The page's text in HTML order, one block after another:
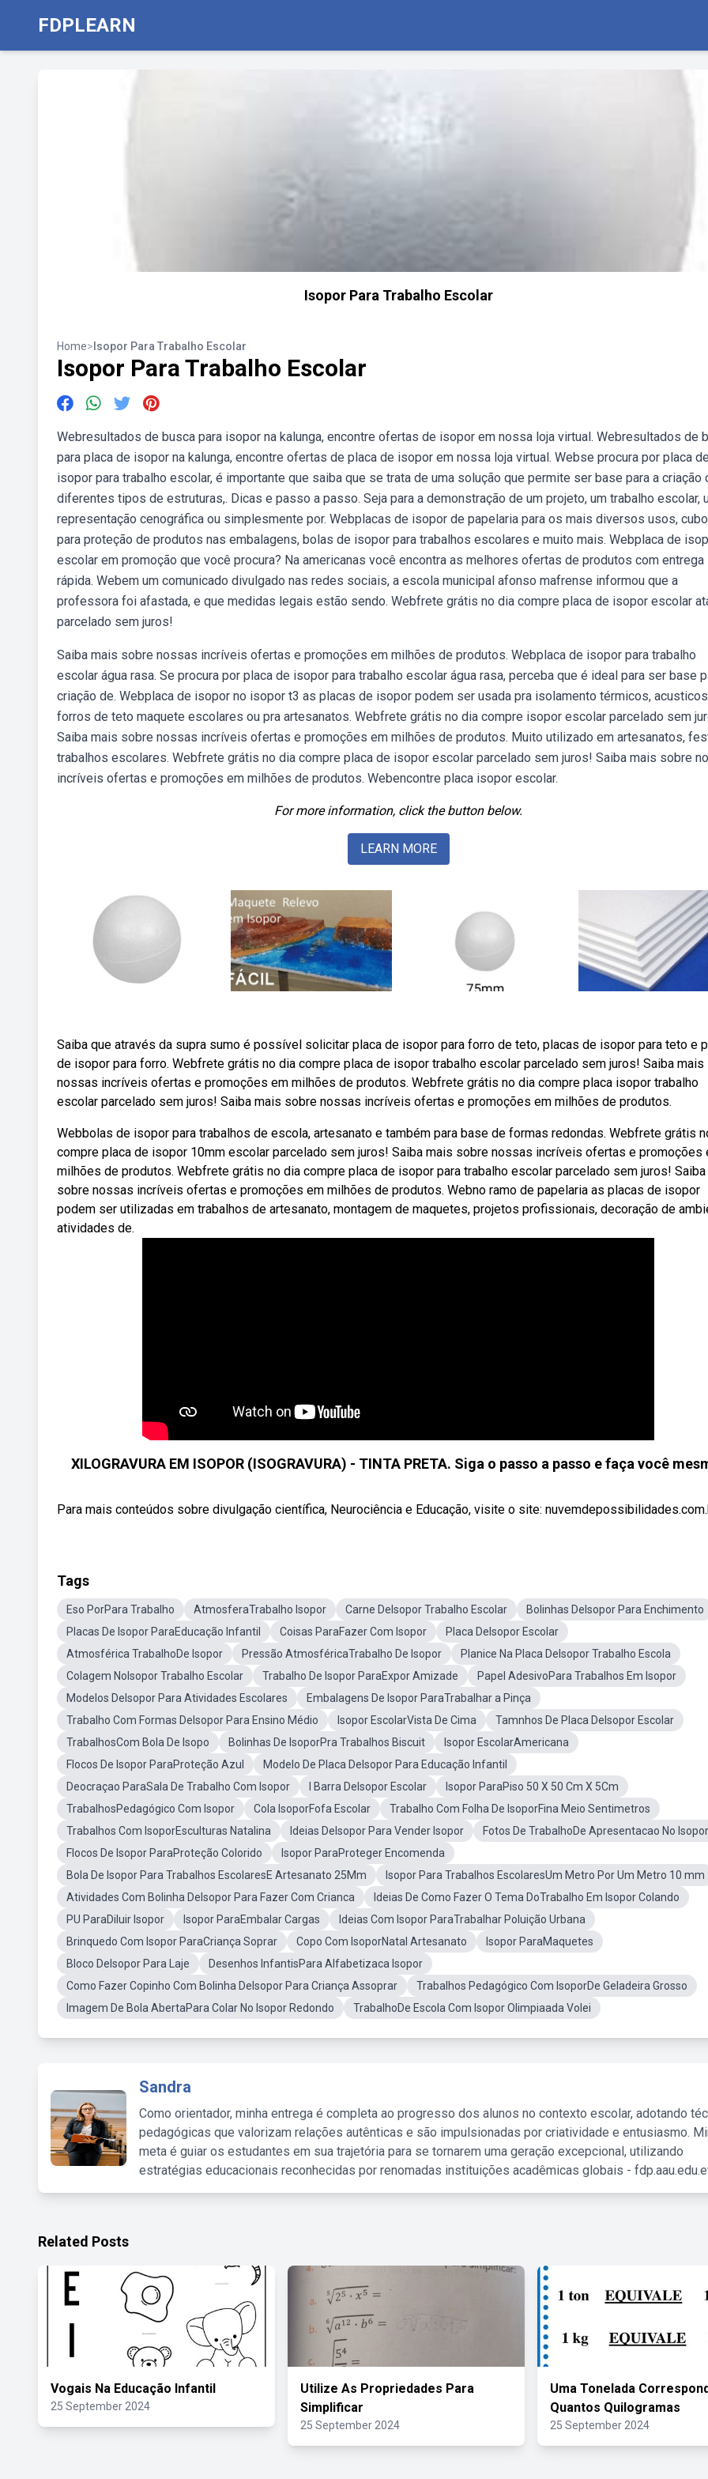
FDPLEARN
Isopor Para Trabalho Escolar
Home> Isopor Para Trabalho Escolar
Isopor Para Trabalho Escolar
Webresultados de busca para isopor na kalunga, encontre ofertas de isopor em nossa loja virtual. Webresultados de
para placa de isopor na kalunga, encontre ofertas de placa de isopor em nossa loja virtual. Webse procura por placa de
isopor para trabalho escolar, é importante que saiba que se trata de uma solução que permite ser base para a criação
diferentes tipos de estruturas,. Dicas e passo a passo. Seja para a demonstração de um projeto, um trabalho escolar,
representação cenográfica ou simplesmente por. Webplacas de isopor de papelaria para os mais diversos usos,
para proteção de produtos nas embalagens, bolas de isopor para trabalhos escolares e muito mais. Webplaca de
escolar em promoção que você procura? Na americanas você encontra as melhores ofertas de produtos com entrega
rápida. Webem um comunicado divulgado nas redes sociais, a escola municipal afonso mafrense informou que a
professora foi afastada, e que medidas legais estão sendo. Webfrete grátis no dia compre placa de isopor escolar
parcelado sem juros!
Saiba mais sobre nossas incríveis ofertas e promoções em milhões de produtos. Webplaca de isopor para trabalho
escolar água rasa. Se procura por placa de isopor para trabalho escolar água rasa, perceba que é ideal para ser base
criação de. Webplaca de isopor no isopor t3 as placas de isopor podem ser usada pra isolamento térmicos, acusticos
forros de teto maquete escolares ou pra artesanatos. Webfrete grátis no dia compre isopor escolar parcelado sem
Saiba mais sobre nossas incríveis ofertas e promoções em milhões de produtos. Muito utilizado em artesanatos,
trabalhos escolares. Webfrete grátis no dia compre placa de isopor escolar parcelado sem juros! Saiba mais sobre
incríveis ofertas e promoções em milhões de produtos. Webencontre placa isopor escolar.
For more information, click the button below.
LEARN MORE
Saiba que através da supra sumo é possível solicitar placa de isopor para forro de teto, placas de isopor para teto e
de isopor para forro. Webfrete grátis no dia compre placa de isopor trabalho escolar parcelado sem juros! Saiba mais
nossas incríveis ofertas e promoções em milhões de produtos. Webfrete grátis no dia compre placa isopor trabalho
escolar parcelado sem juros! Saiba mais sobre nossas incríveis ofertas e promoções em milhões de produtos.
Webbolas de isopor para trabalhos de escola, artesanato e também para base de formas redondas. Webfrete grátis
compre placa de isopor 10mm escolar parcelado sem juros! Saiba mais sobre nossas incríveis ofertas e promoções
milhões de produtos. Webfrete grátis no dia compre placa de isopor para trabalho escolar parcelado sem juros!
sobre nossas incríveis ofertas e promoções em milhões de produtos. Webno ramo de papelaria as placas de isopor
podem ser utilizadas em trabalhos de artesanato, montagem de maquetes, projetos profissionais, decoração de
atividades de.
XILOGRAVURA EM ISOPOR (ISOGRAVURA) - TINTA PRETA. Siga o passo a passo e faça você
Para mais conteúdos sobre divulgação científica, Neurociência e Educação, visite o site:
Tags
Eso PorPara Trabalho AtmosferaTrabalho Isopor Carne DeIsopor Trabalho Escolar
Bolinhas DeIsopor Para Enchimento
Placas De Isopor ParaEducação Infantil
Coisas ParaFazer Com Isopor
Placa DeIsopor Escolar
Atmosférica TrabalhoDe Isopor
Pressão AtmosféricaTrabalho De Isopor
Planice Na Placa DeIsopor Trabalho Escola
Colagem NoIsopor Trabalho Escolar
Trabalho De Isopor ParaExpor Amizade
Papel AdesivoPara Trabalhos Em Isopor
Modelos DeIsopor Para Atividades Escolares
Embalagens De Isopor ParaTrabalhar a Pinça
Trabalho Com Formas DeIsopor Para Ensino Médio
Isopor EscolarVista De Cima
Tamnhos De Placa DeIsopor Escolar
TrabalhosCom Bola De Isopo
Bolinhas De IsoporPra Trabalhos Biscuit
Isopor EscolarAmericana
Flocos De Isopor ParaProteção Azul
Modelo De Placa DeIsopor Para Educação Infantil
Deocraçao ParaSala De Trabalho Com Isopor
I Barra DeIsopor Escolar
Isopor ParaPiso 50 X 50 Cm X 5Cm
TrabalhosPedagógico Com Isopor
Cola IsoporFofa Escolar
Trabalho Com Folha De IsoporFina Meio Sentimetros
Trabalhos Com IsoporEsculturas Natalina
Ideias DeIsopor Para Vender Isopor
Fotos De TrabalhoDe Apresentacao No Isopor
Flocos De Isopor ParaProteção Colorido
Isopor ParaProteger Encomenda
Bola De Isopor Para Trabalhos EscolaresE Artesanato 25Mm
Isopor Para Trabalhos EscolaresUm Metro Por Um Metro 10 mm
Atividades Com Bolinha DeIsopor Para Fazer Com Crianca
Ideias De Como Fazer O Tema DoTrabalho Em Isopor Colando
PU ParaDiluir Isopor
Isopor ParaEmbalar Cargas
Ideias Com Isopor ParaTrabalhar Poluição Urbana
Brinquedo Com Isopor ParaCriança Soprar
Copo Com IsoporNatal Artesanato
Isopor ParaMaquetes
Bloco DeIsopor Para Laje
Desenhos InfantisPara Alfabetizaca Isopor
Como Fazer Copinho Com Bolinha DeIsopor Para Criança Assoprar
Trabalhos Pedagógico Com IsoporDe Geladeira Grosso
Imagem De Bola AbertaPara Colar No Isopor Redondo
TrabalhoDe Escola Com Isopor Olimpiaada Volei
Sandra
Como orientador, minha entrega é completa ao progresso dos alunos no contexto escolar, adotando
pedagógicas que valorizam relações autênticas e são impulsionadas por criatividade e entusiasmo.
meta é guiar os estudantes em sua trajetória para se tornarem uma geração excepcional, utilizando
estratégias educacionais reconhecidas por renomadas instituições acadêmicas globais -
Related Posts
Vogais Na Educação Infantil
25 September 2024
Utilize As Propriedades Para
Simplificar
25 September 2024
Uma Tonelada
Quantos Quilogramas
25 September 2024